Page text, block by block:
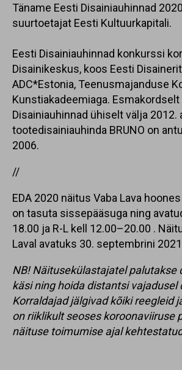
Täname Eesti Disainiauhinnad
suurtoetajat Eesti Kultuurkapitali.
Eesti Disainiauhinnad konkurssi
Disainikeskus, koos Eesti
ADC*Estonia, Teenusmajanduse
Kunstiakadeemiaga. Esmakordselt
Disainiauhinnad ühiselt välja 2012.
tootedisainiauhinda BRUNO on
2006.
//
EDA 2020 näitus Vaba Lava
on tasuta sissepääsuga ning
18.00 ja R-L kell 12.00–20.00 .
Laval avatuks 30. septembrini
NB! Näitusekülastajatel palutakse
käsi ning hoida distantsi vajadusel
Korraldajad jälgivad kõiki reegleid
on riiklikult seoses koroonaviiruse
näituse toimumise ajal